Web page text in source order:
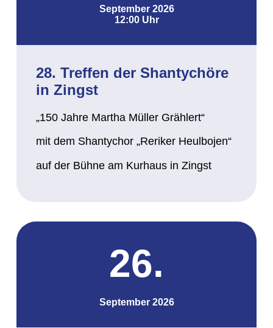
September 2026
12:00 Uhr
28. Treffen der Shantychöre
in Zingst
„150 Jahre Martha Müller Grählert“
mit dem Shantychor „Reriker Heulbojen“
auf der Bühne am Kurhaus in Zingst
26.
September 2026